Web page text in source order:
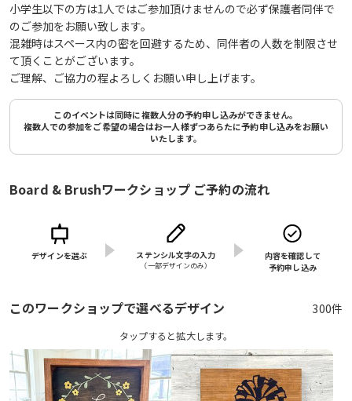
小学生以下の方は1人ではご参加頂けませんので必ず保護者同伴で
のご参加をお願い致します。
混雑時はスペース内の密を回避するため、同伴者の人数を制限させ
て頂くことがございます。
ご理解、ご協力の程よろしくお願い申し上げます。
このイベントは同時に複数人分の予約申し込みができません。
複数人での参加をご希望の場合はお一人様ずつあらたに予約申し込みをお願い
いたします。
Board & Brushワークショップ ご予約の流れ
デザインを選ぶ ステンシル文字の入力
（⼀部デザインのみ）
内容を確認して
予約申し込み
このワークショップで選べるデザイン 300件
タップすると拡⼤します。